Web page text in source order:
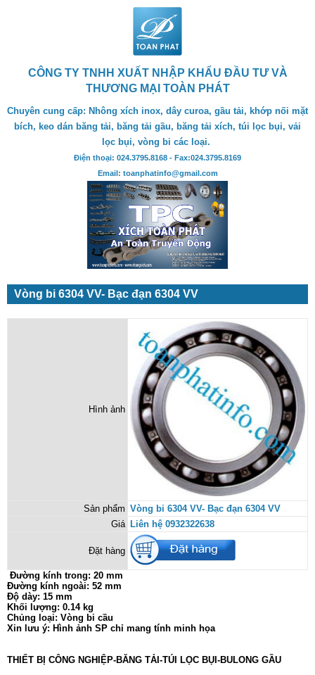
CÔNG TY TNHH XUẤT NHẬP KHẨU ĐẦU TƯ VÀ
THƯƠNG MẠI TOÀN PHÁT
Chuyên cung cấp: Nhông xích inox, dây curoa, gầu tải, khớp nối mặt
bích, keo dán băng tải, băng tải gầu, băng tải xích, túi lọc bụi, vải
lọc bụi, vòng bi các loại.
Điện thoại: 024.3795.8168 - Fax:024.3795.8169
Email: toanphatinfo@gmail.com
Vòng bi 6304 VV- Bạc đạn 6304 VV
Hình ảnh
Sản phẩm Vòng bi 6304 VV- Bạc đạn 6304 VV
Giá Liên hệ 0932322638
Đặt hàng
Đường kính trong: 20 mm
Đường kính ngoài: 52 mm
Độ dày: 15 mm
Khối lượng: 0.14 kg
Chủng loại: Vòng bi cầu
Xin lưu ý: Hình ảnh SP chỉ mang tính minh họa
THIẾT BỊ CÔNG NGHIỆP-BĂNG TẢI-TÚI LỌC BỤI-BULONG GẦU